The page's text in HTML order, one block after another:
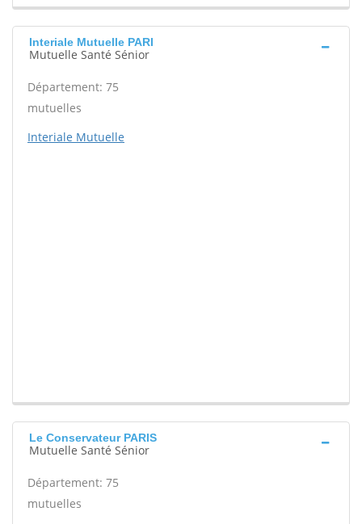
Interiale Mutuelle PARI
Mutuelle Santé Sénior
Département: 75
mutuelles
Interiale Mutuelle
Le Conservateur PARIS
Mutuelle Santé Sénior
Département: 75
mutuelles